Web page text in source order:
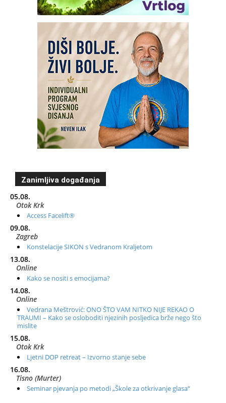
Zanimljiva događanja
05.08.
Otok Krk
Access Facelift®
09.08.
Zagreb
Konstelacije SIKON s Vedranom Kraljetom
13.08.
Online
Kako se nositi s emocijama?
14.08.
Online
Vedrana Meštrović: ONO ŠTO VAM NITKO NIJE REKAO O
TRAUMI – Kako se osloboditi njezinih posljedica brže nego što
mislite
15.08.
Otok Krk
Ljetni DOP retreat – Izvorno stanje sebe
16.08.
Tisno (Murter)
Seminar pjevanja po metodi „Škole za otkrivanje glasa“